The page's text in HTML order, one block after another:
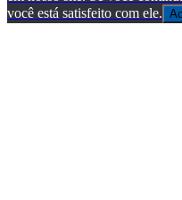
você está satisfeito com ele.